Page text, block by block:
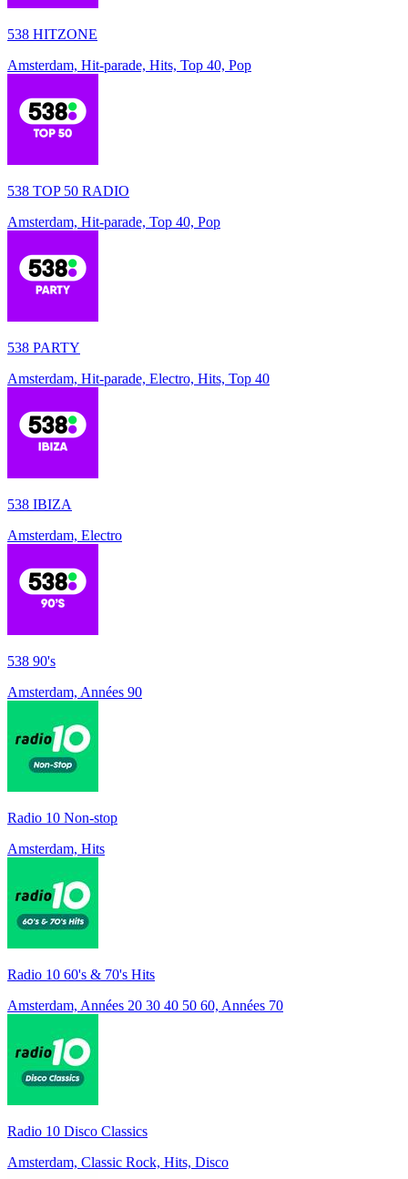
538 HITZONE
Amsterdam, Hit-parade, Hits, Top 40, Pop
538 TOP 50 RADIO
Amsterdam, Hit-parade, Top 40, Pop
538 PARTY
Amsterdam, Hit-parade, Electro, Hits, Top 40
538 IBIZA
Amsterdam, Electro
538 90's
Amsterdam, Années 90
Radio 10 Non-stop
Amsterdam, Hits
Radio 10 60's & 70's Hits
Amsterdam, Années 20 30 40 50 60, Années 70
Radio 10 Disco Classics
Amsterdam, Classic Rock, Hits, Disco